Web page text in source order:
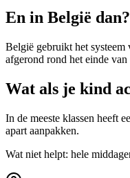
En in België dan?
België gebruikt het systeem
afgerond rond het einde
Wat als je kind
In de meeste klassen heeft
apart aanpakken.
Wat niet helpt: hele